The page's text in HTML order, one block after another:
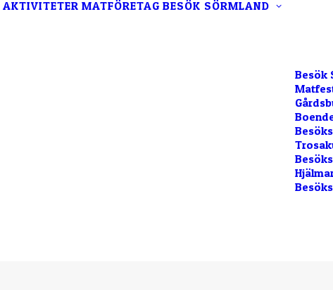
AKTIVITETER MATFÖRETAG BESÖK SÖRMLAND
Besök